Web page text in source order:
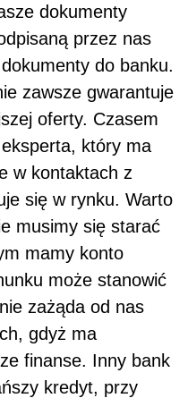
dokumenty
przez nas
do banku.
zawsze gwarantuje
oferty. Czasem
który ma
w kontaktach z
się w rynku. Warto
musimy się starać
mamy konto
może stanowić
zażąda od nas
gdyż ma
finanse. Inny bank
kredyt, przy